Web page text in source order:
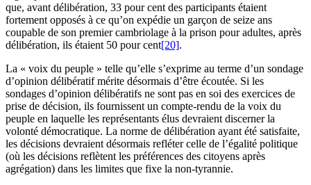
que, avant délibération, 33 pour cent des participants étaient
fortement opposés à ce qu’on expédie un garçon de seize ans
coupable de son premier cambriolage à la prison pour adultes, après
délibération, ils étaient 50 pour cent[20].
La « voix du peuple » telle qu’elle s’exprime au terme d’un sondage
d’opinion délibératif mérite désormais d’être écoutée. Si les
sondages d’opinion délibératifs ne sont pas en soi des exercices de
prise de décision, ils fournissent un compte-rendu de la voix du
peuple en laquelle les représentants élus devraient discerner la
volonté démocratique. La norme de délibération ayant été satisfaite,
les décisions devraient désormais refléter celle de l’égalité politique
(où les décisions reflètent les préférences des citoyens après
agrégation) dans les limites que fixe la non-tyrannie.